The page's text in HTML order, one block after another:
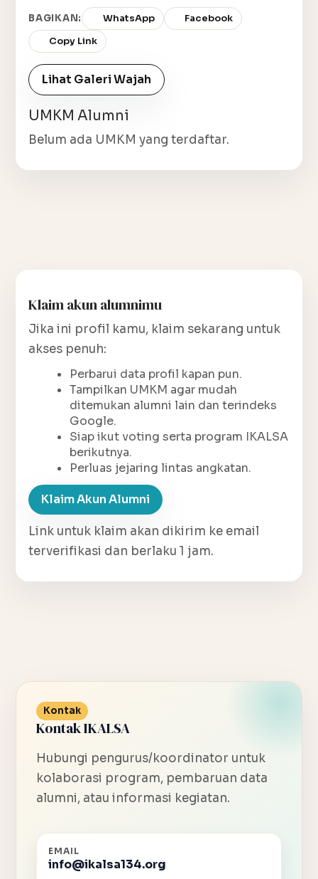
BAGIKAN: WhatsApp
Facebook
Copy Link
Lihat Galeri Wajah
UMKM Alumni
Belum ada UMKM yang terdaftar.
Klaim akun alumnimu
Jika ini profil kamu, klaim sekarang untuk
akses penuh:
Perbarui data profil kapan pun.
Tampilkan UMKM agar mudah
ditemukan alumni lain dan terindeks
Google.
Siap ikut voting serta program IKALSA
berikutnya.
Perluas jejaring lintas angkatan.
Klaim Akun Alumni
Link untuk klaim akan dikirim ke email
terverifikasi dan berlaku 1 jam.
Kontak
Kontak IKALSA
Hubungi pengurus/koordinator untuk
kolaborasi program, pembaruan data
alumni, atau informasi kegiatan.
EMAIL
info@ikalsa134.org